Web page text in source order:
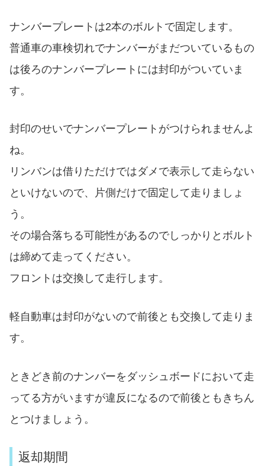
ナンバープレートは2本のボルトで固定します。
普通車の車検切れでナンバーがまだついているもの
は後ろのナンバープレートには封印がついていま
す。
封印のせいでナンバープレートがつけられませんよ
ね。
リンバンは借りただけではダメで表示して走らない
といけないので、片側だけで固定して走りましょ
う。
その場合落ちる可能性があるのでしっかりとボルト
は締めて走ってください。
フロントは交換して走行します。
軽自動車は封印がないので前後とも交換して走りま
す。
ときどき前のナンバーをダッシュボードにおいて走
ってる方がいますが違反になるので前後ともきちん
とつけましょう。
返却期間